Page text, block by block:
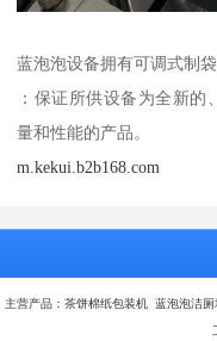
蓝泡泡设备拥有可调式制
：保证所供设备为全新
量和性能的产品。
m.kekui.b2b168.com
主营产品：茶饼棉纸包装机 蓝泡泡洁